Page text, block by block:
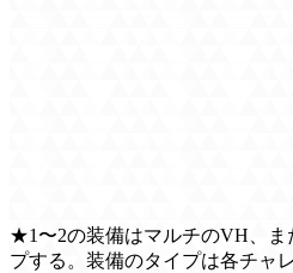
★1〜2の装備はマルチのVH、ま
プする。装備のタイプは各チャ